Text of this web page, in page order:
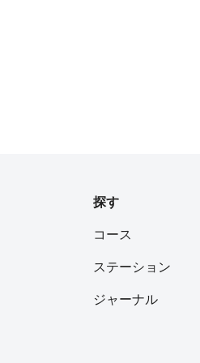
探す
コース
ステーション
ジャーナル